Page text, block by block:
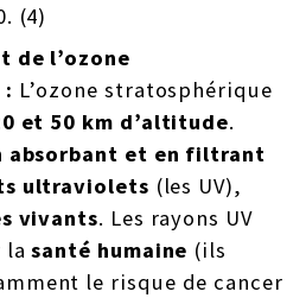
(4)
de l’ozone
L’ozone stratosphérique
et 50 km d’altitude.
absorbant et en filtrant
ultraviolets (les UV),
vivants. Les rayons UV
lasanté humaine (ils
le risque de cancer